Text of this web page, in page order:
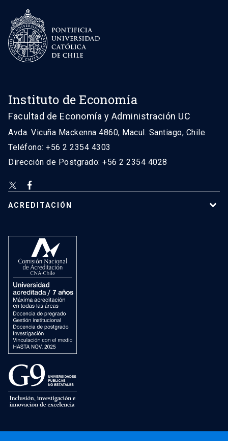
Instituto de Economía
Facultad de Economía y Administración UC
Avda. Vicuña Mackenna 4860, Macul. Santiago, Chile
Teléfono: +56 2 2354 4303
Dirección de Postgrado: +56 2 2354 4028
ACREDITACIÓN